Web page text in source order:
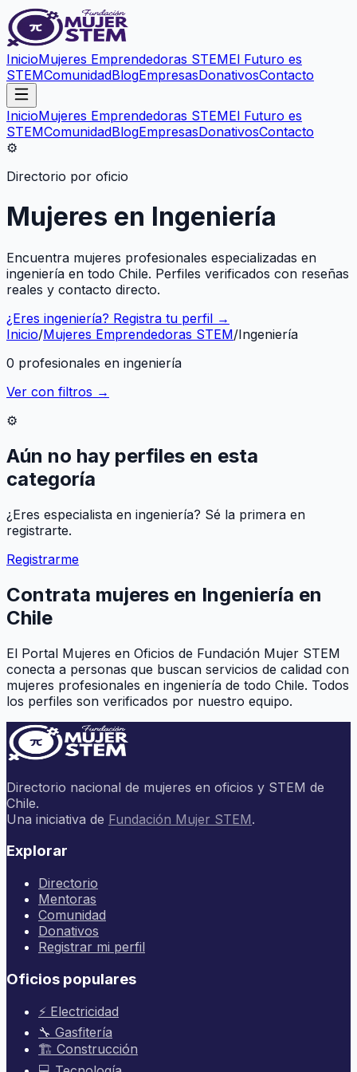
InicioMujeres Emprendedoras STEMEl Futuro es
STEMComunidadBlogEmpresasDonativosContacto
InicioMujeres Emprendedoras STEMEl Futuro es
STEMComunidadBlogEmpresasDonativosContacto
⚙️
Directorio por oficio
Mujeres en Ingeniería
Encuentra mujeres profesionales especializadas en
ingeniería en todo Chile. Perfiles verificados con reseñas
reales y contacto directo.
¿Eres ingeniería? Registra tu perfil →
Inicio/Mujeres Emprendedoras STEM/Ingeniería
0 profesionales en ingeniería
Ver con filtros →
⚙️
Aún no hay perfiles en esta
categoría
¿Eres especialista en ingeniería? Sé la primera en
registrarte.
Registrarme
Contrata mujeres en Ingeniería en
Chile
El Portal Mujeres en Oficios de Fundación Mujer STEM
conecta a personas que buscan servicios de calidad con
mujeres profesionales en ingeniería de todo Chile. Todos
los perfiles son verificados por nuestro equipo.
Directorio nacional de mujeres en oficios y STEM de
Chile.
Una iniciativa de Fundación Mujer STEM.
Explorar
Directorio
Mentoras
Comunidad
Donativos
Registrar mi perfil
Oficios populares
⚡ Electricidad
🔧 Gasfitería
🏗️ Construcción